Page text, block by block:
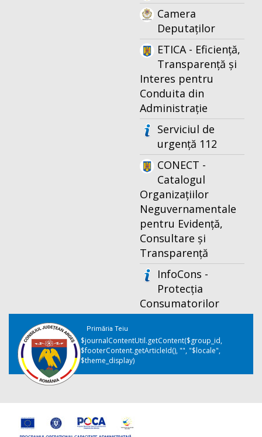
Camera
Deputaților
ETICA - Eficiență,
Transparență și
Interes pentru
Conduita din
Administrație
Serviciul de
urgență 112
CONECT -
Catalogul
Organizațiilor
Neguvernamentale
pentru Evidență,
Consultare și
Transparență
InfoCons -
Protecția
Consumatorilor
Primăria Teiu
$journalContentUtil.getContent($group_id,
$footerContent.getArticleId(), "", "$locale",
$theme_display)